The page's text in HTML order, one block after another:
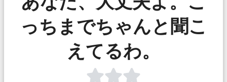
っちまでちゃんと聞こ
えてるわ。